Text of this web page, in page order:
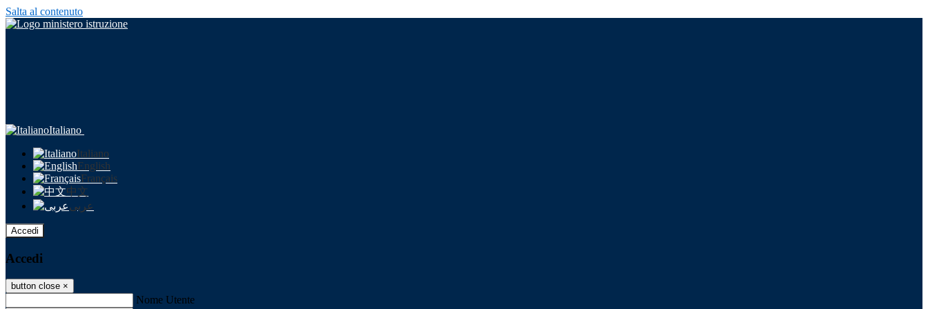
Salta al contenuto
Italiano
Italiano
English
Français
中文
عربى
Accedi
Accedi
button close ×
Nome Utente